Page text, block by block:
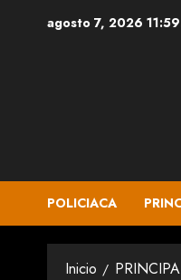
agosto 7, 2026
POLICIACA
Inicio